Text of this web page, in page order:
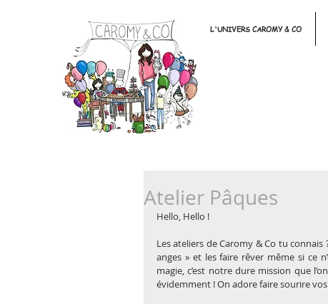
L'UNIVERS CAROMY & CO
Atelier Pâques
Hello, Hello !
Les ateliers de Caromy & Co tu
anges » et les faire rêver même si ce
magie, c’est notre dure mission que
évidemment ! On adore faire sourire vos